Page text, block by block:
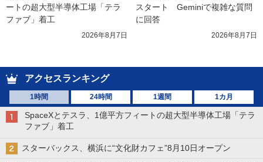
ートの超大型半導体工場「テラ
ファブ」着工
2026年8月7日
スタート　Geminiで複雑な質問
に回答
2026年8月7日
アクセスランキング
1時間 24時間 1週間 1カ月
SpaceXとテスラ、1億平方フィートの超大型半導体工場「テラ
ファブ」着工
スターバックス、横浜に“文化財カフェ”8月10日オープン